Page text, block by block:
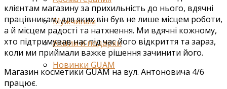
Мужчинам
Акции и подарки
Новинки GUAM
клієнтам магазину за прихильність до нього, вдячні
працівникам, для яких він був не лише місцем роботи,
а й місцем радості та натхнення. Ми вдячні кожному,
хто підтримував нас під час його відкриття та зараз,
коли ми приймали важке рішення зачинити його.
Магазин косметики GUAM на вул. Антоновича 4/6
працює.